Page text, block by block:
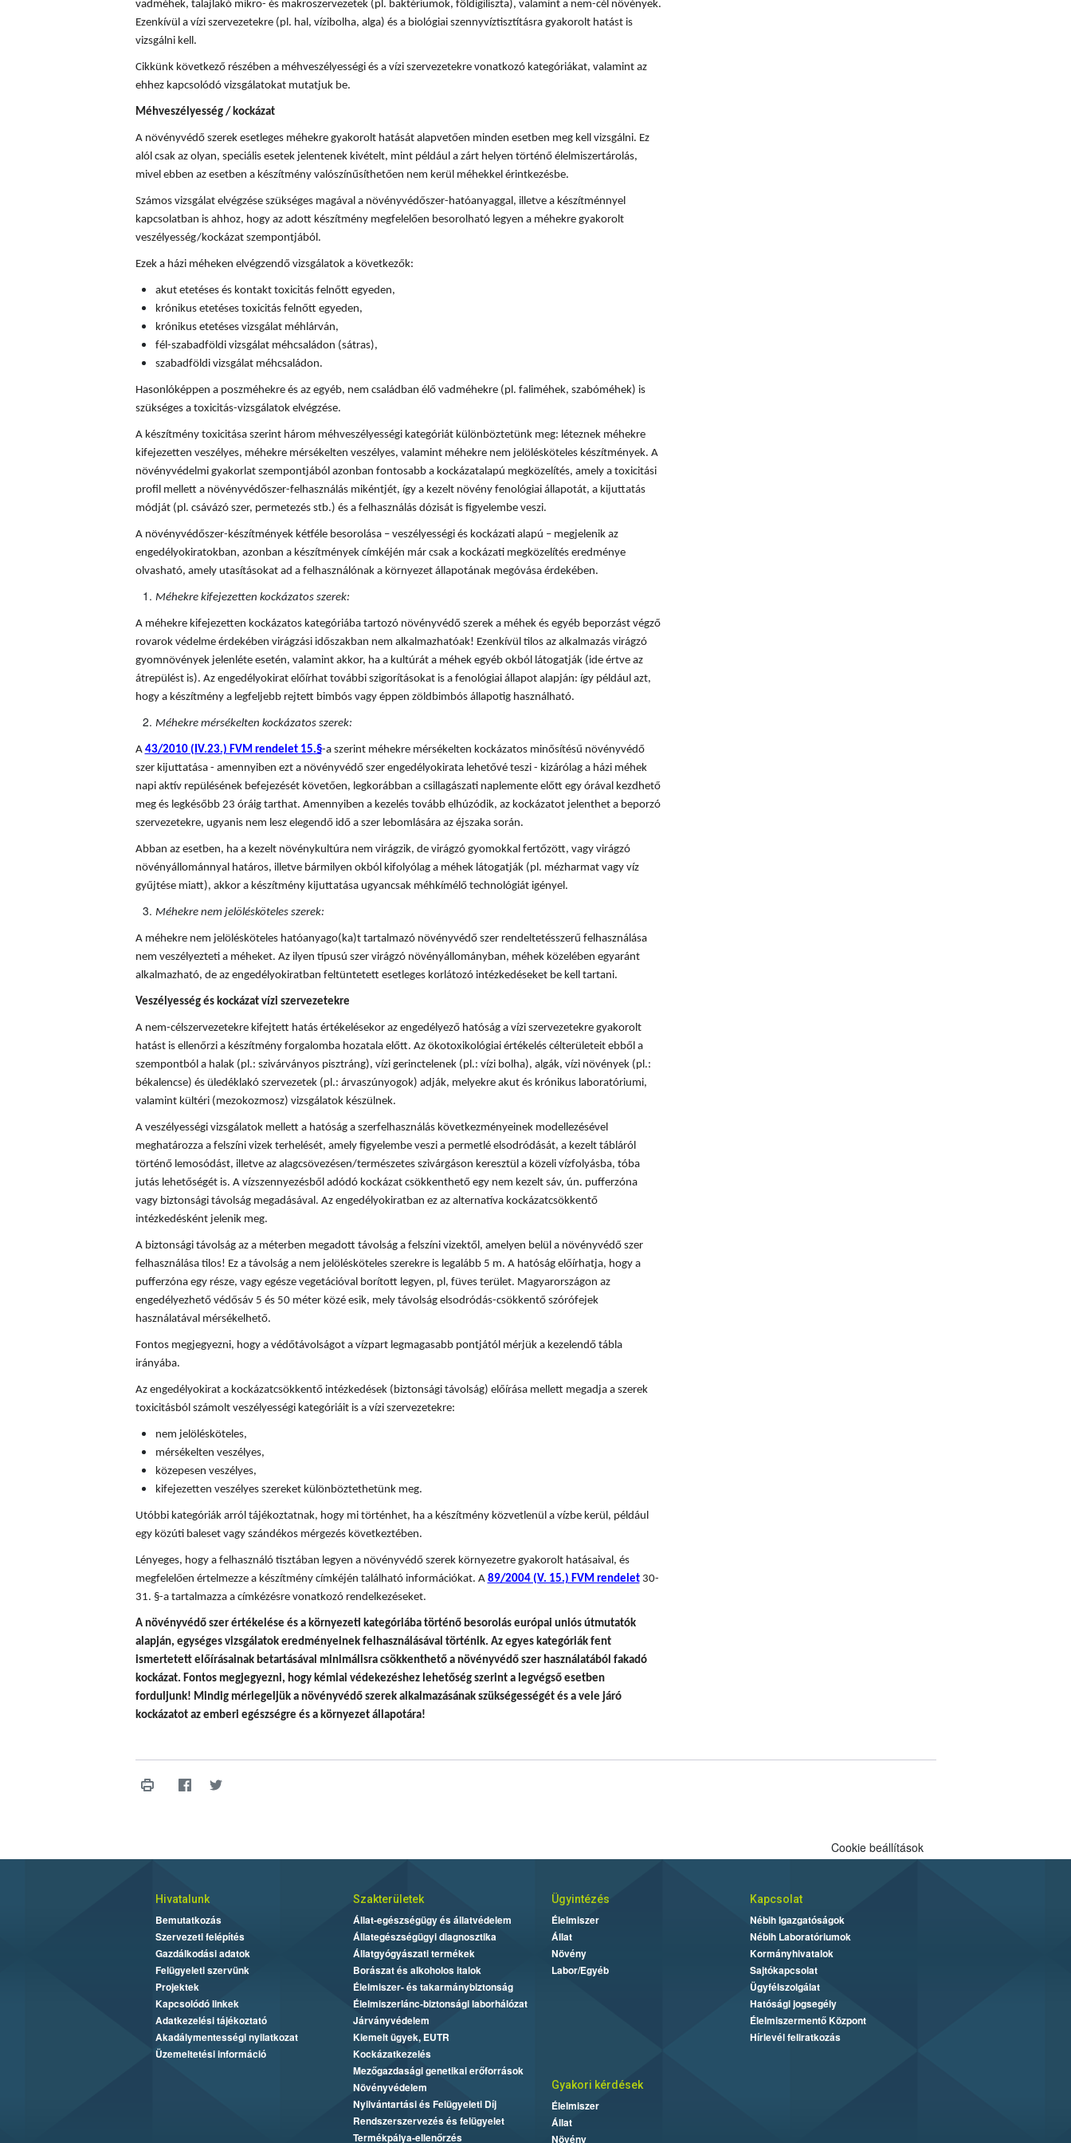
vadméhek, talajlakó mikro- és makroszervezetek (pl. baktériumok, földigiliszta), valamint a nem-cél növények.
Ezenkívül a vízi szervezetekre (pl. hal, vízibolha, alga) és a biológiai szennyvíztisztításra gyakorolt hatást is
vizsgálni kell.
Cikkünk következő részében a méhveszélyességi és a vízi szervezetekre vonatkozó kategóriákat, valamint az
ehhez kapcsolódó vizsgálatokat mutatjuk be.
Méhveszélyesség / kockázat
A növényvédő szerek esetleges méhekre gyakorolt hatását alapvetően minden esetben meg kell vizsgálni. Ez
alól csak az olyan, speciális esetek jelentenek kivételt, mint például a zárt helyen történő élelmiszertárolás,
mivel ebben az esetben a készítmény valószínűsíthetően nem kerül méhekkel érintkezésbe.
Számos vizsgálat elvégzése szükséges magával a növényvédőszer-hatóanyaggal, illetve a készítménnyel
kapcsolatban is ahhoz, hogy az adott készítmény megfelelően besorolható legyen a méhekre gyakorolt
veszélyesség/kockázat szempontjából.
Ezek a házi méheken elvégzendő vizsgálatok a következők:
akut etetéses és kontakt toxicitás felnőtt egyeden,
krónikus etetéses toxicitás felnőtt egyeden,
krónikus etetéses vizsgálat méhlárván,
fél-szabadföldi vizsgálat méhcsaládon (sátras),
szabadföldi vizsgálat méhcsaládon.
Hasonlóképpen a poszméhekre és az egyéb, nem családban élő vadméhekre (pl. faliméhek, szabóméhek) is
szükséges a toxicitás-vizsgálatok elvégzése.
A készítmény toxicitása szerint három méhveszélyességi kategóriát különböztetünk meg: léteznek méhekre
kifejezetten veszélyes, méhekre mérsékelten veszélyes, valamint méhekre nem jelölésköteles készítmények. A
növényvédelmi gyakorlat szempontjából azonban fontosabb a kockázatalapú megközelítés, amely a toxicitási
profil mellett a növényvédőszer-felhasználás mikéntjét, így a kezelt növény fenológiai állapotát, a kijuttatás
módját (pl. csávázó szer, permetezés stb.) és a felhasználás dózisát is figyelembe veszi.
A növényvédőszer-készítmények kétféle besorolása – veszélyességi és kockázati alapú – megjelenik az
engedélyokiratokban, azonban a készítmények címkéjén már csak a kockázati megközelítés eredménye
olvasható, amely utasításokat ad a felhasználónak a környezet állapotának megóvása érdekében.
Méhekre kifejezetten kockázatos szerek:
A méhekre kifejezetten kockázatos kategóriába tartozó növényvédő szerek a méhek és egyéb beporzást végző
rovarok védelme érdekében virágzási időszakban nem alkalmazhatóak! Ezenkívül tilos az alkalmazás virágzó
gyomnövények jelenléte esetén, valamint akkor, ha a kultúrát a méhek egyéb okból látogatják (ide értve az
átrepülést is). Az engedélyokirat előírhat további szigorításokat is a fenológiai állapot alapján: így például azt,
hogy a készítmény a legfeljebb rejtett bimbós vagy éppen zöldbimbós állapotig használható.
Méhekre mérsékelten kockázatos szerek:
A 43/2010 (IV.23.) FVM rendelet 15.§-a szerint méhekre mérsékelten kockázatos minősítésű növényvédő
szer kijuttatása - amennyiben ezt a növényvédő szer engedélyokirata lehetővé teszi - kizárólag a házi méhek
napi aktív repülésének befejezését követően, legkorábban a csillagászati naplemente előtt egy órával kezdhető
meg és legkésőbb 23 óráig tarthat. Amennyiben a kezelés tovább elhúzódik, az kockázatot jelenthet a beporzó
szervezetekre, ugyanis nem lesz elegendő idő a szer lebomlására az éjszaka során.
Abban az esetben, ha a kezelt növénykultúra nem virágzik, de virágzó gyomokkal fertőzött, vagy virágzó
növényállománnyal határos, illetve bármilyen okból kifolyólag a méhek látogatják (pl. mézharmat vagy víz
gyűjtése miatt), akkor a készítmény kijuttatása ugyancsak méhkímélő technológiát igényel.
Méhekre nem jelölésköteles szerek:
A méhekre nem jelölésköteles hatóanyago(ka)t tartalmazó növényvédő szer rendeltetésszerű felhasználása
nem veszélyezteti a méheket. Az ilyen típusú szer virágzó növényállományban, méhek közelében egyaránt
alkalmazható, de az engedélyokiratban feltüntetett esetleges korlátozó intézkedéseket be kell tartani.
Veszélyesség és kockázat vízi szervezetekre
A nem-célszervezetekre kifejtett hatás értékelésekor az engedélyező hatóság a vízi szervezetekre gyakorolt
hatást is ellenőrzi a készítmény forgalomba hozatala előtt. Az ökotoxikológiai értékelés célterületeit ebből a
szempontból a halak (pl.: szivárványos pisztráng), vízi gerinctelenek (pl.: vízi bolha), algák, vízi növények (pl.:
békalencse) és üledéklakó szervezetek (pl.: árvaszúnyogok) adják, melyekre akut és krónikus laboratóriumi,
valamint kültéri (mezokozmosz) vizsgálatok készülnek.
A veszélyességi vizsgálatok mellett a hatóság a szerfelhasználás következményeinek modellezésével
meghatározza a felszíni vizek terhelését, amely figyelembe veszi a permetlé elsodródását, a kezelt tábláról
történő lemosódást, illetve az alagcsövezésen/természetes szivárgáson keresztül a közeli vízfolyásba, tóba
jutás lehetőségét is. A vízszennyezésből adódó kockázat csökkenthető egy nem kezelt sáv, ún. pufferzóna
vagy biztonsági távolság megadásával. Az engedélyokiratban ez az alternatíva kockázatcsökkentő
intézkedésként jelenik meg.
A biztonsági távolság az a méterben megadott távolság a felszíni vizektől, amelyen belül a növényvédő szer
felhasználása tilos! Ez a távolság a nem jelölésköteles szerekre is legalább 5 m. A hatóság előírhatja, hogy a
pufferzóna egy része, vagy egésze vegetációval borított legyen, pl, füves terület. Magyarországon az
engedélyezhető védősáv 5 és 50 méter közé esik, mely távolság elsodródás-csökkentő szórófejek
használatával mérsékelhető.
Fontos megjegyezni, hogy a védőtávolságot a vízpart legmagasabb pontjától mérjük a kezelendő tábla
irányába.
Az engedélyokirat a kockázatcsökkentő intézkedések (biztonsági távolság) előírása mellett megadja a szerek
toxicitásból számolt veszélyességi kategóriáit is a vízi szervezetekre:
nem jelölésköteles,
mérsékelten veszélyes,
közepesen veszélyes,
kifejezetten veszélyes szereket különböztethetünk meg.
Utóbbi kategóriák arról tájékoztatnak, hogy mi történhet, ha a készítmény közvetlenül a vízbe kerül, például
egy közúti baleset vagy szándékos mérgezés következtében.
Lényeges, hogy a felhasználó tisztában legyen a növényvédő szerek környezetre gyakorolt hatásaival, és
megfelelően értelmezze a készítmény címkéjén található információkat. A 89/2004 (V. 15.) FVM rendelet30-
31. §-a tartalmazza a címkézésre vonatkozó rendelkezéseket.
A növényvédő szer értékelése és a környezeti kategóriába történő besorolás európai uniós útmutatók
alapján, egységes vizsgálatok eredményeinek felhasználásával történik. Az egyes kategóriák fent
ismertetett előírásainak betartásával minimálisra csökkenthető a növényvédő szer használatából fakadó
kockázat. Fontos megjegyezni, hogykémiai védekezéshez lehetőség szerint a legvégső esetben
forduljunk! Mindig mérlegeljük a növényvédő szerek alkalmazásának szükségességét és a vele járó
kockázatot az emberi egészségre és a környezet állapotára!
Cookie beállítások
Hivatalunk
Bemutatkozás
Szervezeti felépítés
Gazdálkodási adatok
Felügyeleti szervünk
Projektek
Kapcsolódó linkek
Adatkezelési tájékoztató
Akadálymentességi nyilatkozat
Üzemeltetési információ
Szakterületek
Állat-egészségügy és állatvédelem
Állategészségügyi diagnosztika
Állatgyógyászati termékek
Borászat és alkoholos italok
Élelmiszer- és takarmánybiztonság
Élelmiszerlánc-biztonsági laborhálózat
Járványvédelem
Kiemelt ügyek, EUTR
Kockázatkezelés
Mezőgazdasági genetikai erőforrások
Növényvédelem
Nyilvántartási és Felügyeleti Díj
Rendszerszervezés és felügyelet
Termékpálya-ellenőrzés
Ügyintézés
Élelmiszer
Állat
Növény
Labor/Egyéb
Kapcsolat
Nébih Igazgatóságok
Nébih Laboratóriumok
Kormányhivatalok
Sajtókapcsolat
Ügyfélszolgálat
Hatósági jogsegély
Élelmiszermentő Központ
Hírlevél feliratkozás
Gyakori kérdések
Élelmiszer
Állat
Növény